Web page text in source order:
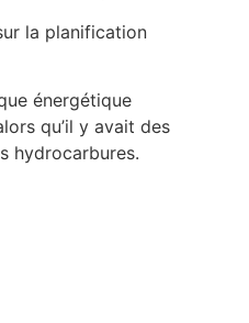
la planification
énergétique
qu’il y avait des
hydrocarbures.